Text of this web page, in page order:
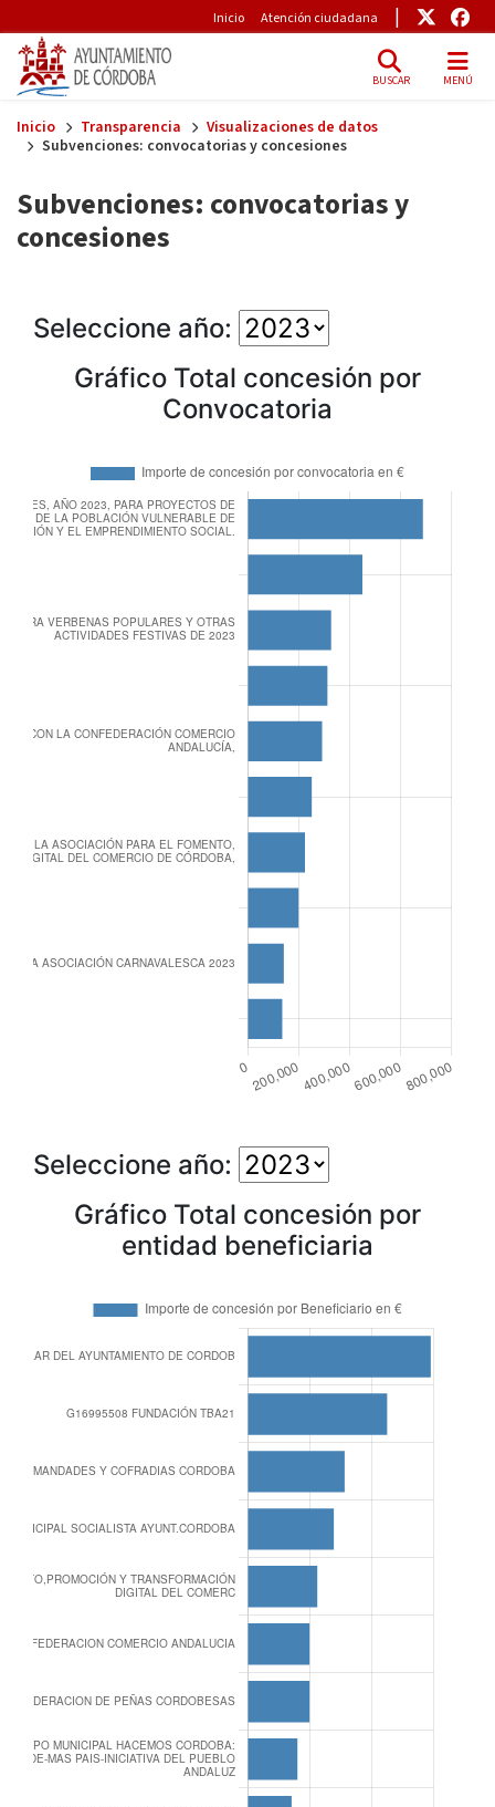
Pre-Header
Inicio Atención ciudadana Enlace
BUSCAR MENÚ
Inicio Transparencia
Visualizaciones de datos
Subvenciones: convocatorias y concesiones
Subvenciones: convocatorias y
concesiones